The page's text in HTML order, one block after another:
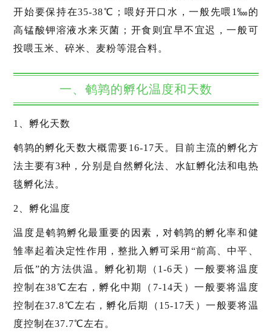
开始要保持在35-38℃；喂好开口水，一般先喂1‱的
高锰酸钾溶液水来灭菌；开食则宜早不宜迟，一般可
投喂玉米、碎米、麦粉等混合料。
一、鹌鹑的孵化温度和天数
1、孵化天数
鹌鹑的孵化天数大概需要16-17天。目前主流的孵化方
法主要有3种，分别是自然孵化法、水缸孵化法和电热
毯孵化法。
2、孵化温度
温度是鹌鹑孵化最重要的因素，对鹌鹑的孵化率和健
雏率起着决定性作用，整批入孵可采用“前高、中平、
后低”的方法供温。孵化初期（1-6天）一般要将温度
控制在38℃左右，孵化中期（7-14天）一般要将温度
控制在37.8℃左右，孵化后期（15-17天）一般要将温
度控制在37.7℃左右。